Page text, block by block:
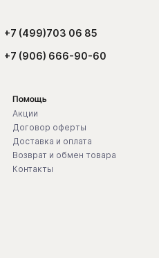
+7 (499)703 06 85
+7 (906) 666-90-60
Помощь
Акции
Договор оферты
Доставка и оплата
Возврат и обмен товара
Контакты